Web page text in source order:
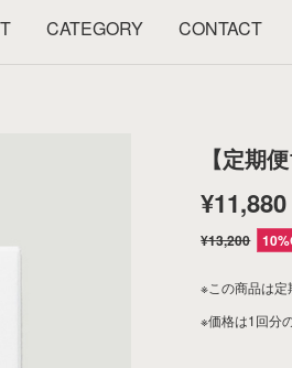
CATEGORY CONTACT
【定期
¥11,880
¥13,200
※この商品は定
※価格は1回分